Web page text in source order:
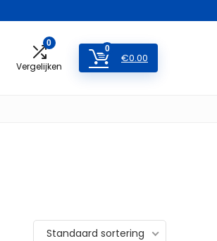
0
Vergelijken
0
€0.00
Standaard sortering